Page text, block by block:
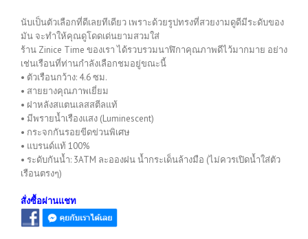
นับเป็นตัวเลือกที่ดีเลยทีเดียว เพราะด้วยรูปทรงที่สวยงามดูดีมีระดับของ
มัน จะทำให้คุณดูโดดเด่นยามสวมใส่
ร้าน Zinice Time ของเรา ได้รวบรวมนาฬิกาคุณภาพดีไว้มากมาย อย่าง
เช่นเรือนที่ท่านกำลังเลือกชมอยู่ขณะนี้
• ตัวเรือนกว้าง: 4.6 ซม.
• สายยางคุณภาพเยี่ยม
• ฝาหลังสแตนเลสสตีลแท้
• มีพรายน้ำเรืองแสง (Luminescent)
• กระจกกันรอยขีดข่วนพิเศษ
• แบรนด์แท้ 100%
• ระดับกันน้ำ: 3ATM ละอองฝน น้ำกระเด็นล้างมือ (ไม่ควรเปิดน้ำใส่ตัว
เรือนตรงๆ)
สั่งซื้อผ่านแชท